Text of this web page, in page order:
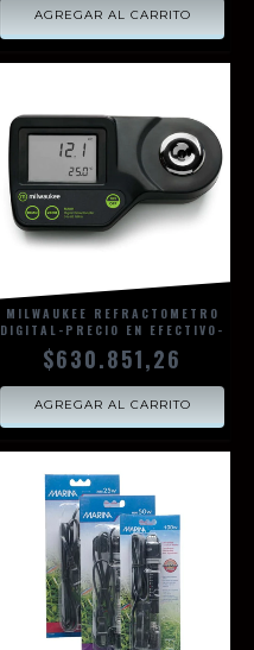
MILWAUKEE REFRACTOMETRO
DIGITAL-PRECIO EN EFECTIVO-
$630.851,26